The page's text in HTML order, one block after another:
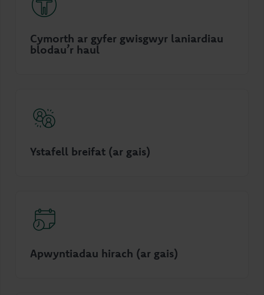
Cymorth ar gyfer gwisgwyr laniardiau
blodau’r haul
Ystafell breifat (ar gais)
Apwyntiadau hirach (ar gais)